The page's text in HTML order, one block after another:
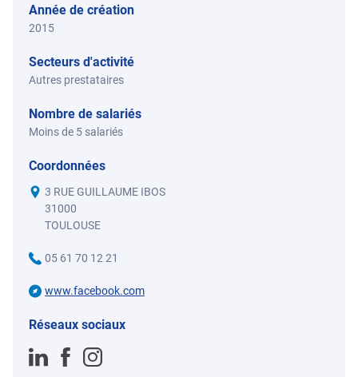
Année de création
2015
Secteurs d'activité
Autres prestataires
Nombre de salariés
Moins de 5 salariés
Coordonnées
3 RUE GUILLAUME IBOS
31000
TOULOUSE
05 61 70 12 21
www.facebook.com
Réseaux sociaux